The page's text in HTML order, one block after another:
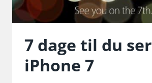
7 dage til du ser
iPhone 7